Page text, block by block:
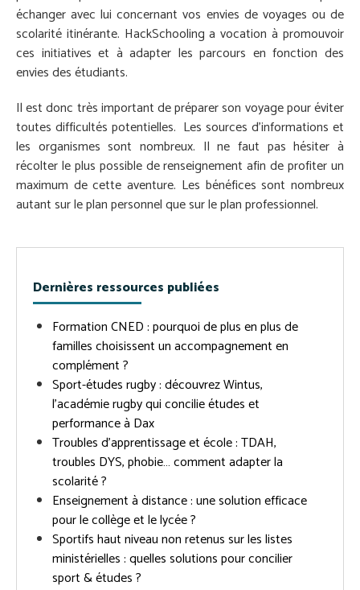
échanger avec lui concernant vos envies de voyages ou de
scolarité itinérante. HackSchooling a vocation à promouvoir
ces initiatives et à adapter les parcours en fonction des
envies des étudiants.
Il est donc très important de préparer son voyage pour éviter
toutes difficultés potentielles. Les sources d’informations et
les organismes sont nombreux. Il ne faut pas hésiter à
récolter le plus possible de renseignement afin de profiter un
maximum de cette aventure. Les bénéfices sont nombreux
autant sur le plan personnel que sur le plan professionnel.
Dernières ressources publiées
Formation CNED : pourquoi de plus en plus de
familles choisissent un accompagnement en
complément ?
Sport-études rugby : découvrez Wintus,
l’académie rugby qui concilie études et
performance à Dax
Troubles d’apprentissage et école : TDAH,
troubles DYS, phobie… comment adapter la
scolarité ?
Enseignement à distance : une solution efficace
pour le collège et le lycée ?
Sportifs haut niveau non retenus sur les listes
ministérielles : quelles solutions pour concilier
sport & études ?